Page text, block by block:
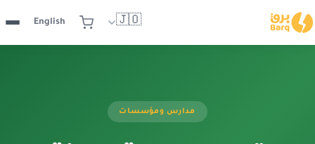
🇯🇴
English
مدارس ومؤسسات